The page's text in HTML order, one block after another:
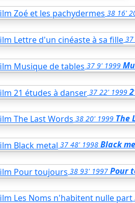
38 16'
37
37 9' 1999
37 22' 1999
38 20' 1999 The
37 48' 1998 Black
38 93' 1997 Pour